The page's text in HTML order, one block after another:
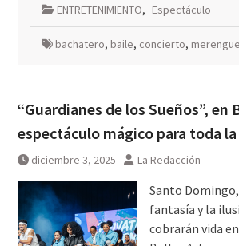
ENTRETENIMIENTO, Espectáculo
bachatero, baile, concierto,
“Guardianes de los Sueños”, en
espectáculo mágico para toda
diciembre 3, 2025 La Redacción
Santo
fantasía y la
cobrarán vida